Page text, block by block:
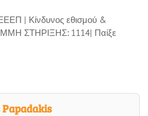
| Κίνδυνος εθισμού &
ΣΤΗΡΙΞΗΣ: 1114| Παίξε